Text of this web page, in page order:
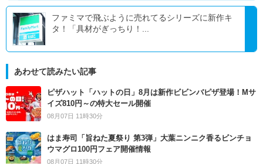
ファミマで飛ぶように売れてるシリーズに新作キ
タ！「具材がぎっちり！...
あわせて読みたい記事
ピザハット「ハットの日」8月は新作ビビンバピザ登場！Mサ
イズ810円～の特大セール開催
08月07日 11時30分
はま寿司「旨ねた夏祭り 第3弾」大葉ニンニク香るビンチョ
ウマグロ100円フェア開催情報
08月07日 11時30分